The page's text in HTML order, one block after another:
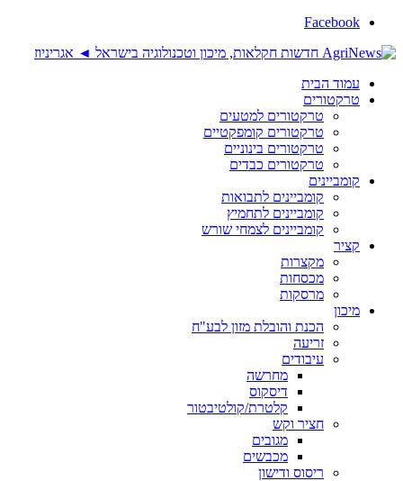
Facebook
עמוד הבית
טרקטורים
טרקטורים למטעים
טרקטורים קומפקטיים
טרקטורים בינוניים
טרקטורים כבדים
קומביינים
קומביינים לתבואות
קומביינים לתחמיץ
קומביינים לצמחי שורש
קציר
מקצרות
מכסחות
מרסקות
מיכון
הכנת והובלת מזון לבע"ח
זריעה
עיבודים
מחרשה
דיסקוס
קלטרת/קולטיבטור
חציר וקש
מגובים
מכבשים
ריסוס ודישון